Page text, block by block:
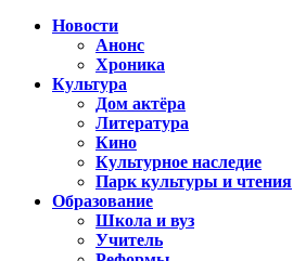
Новости
Анонс
Хроника
Культура
Дом актёра
Литература
Кино
Культурное наследие
Парк культуры и чтения
Образование
Школа и вуз
Учитель